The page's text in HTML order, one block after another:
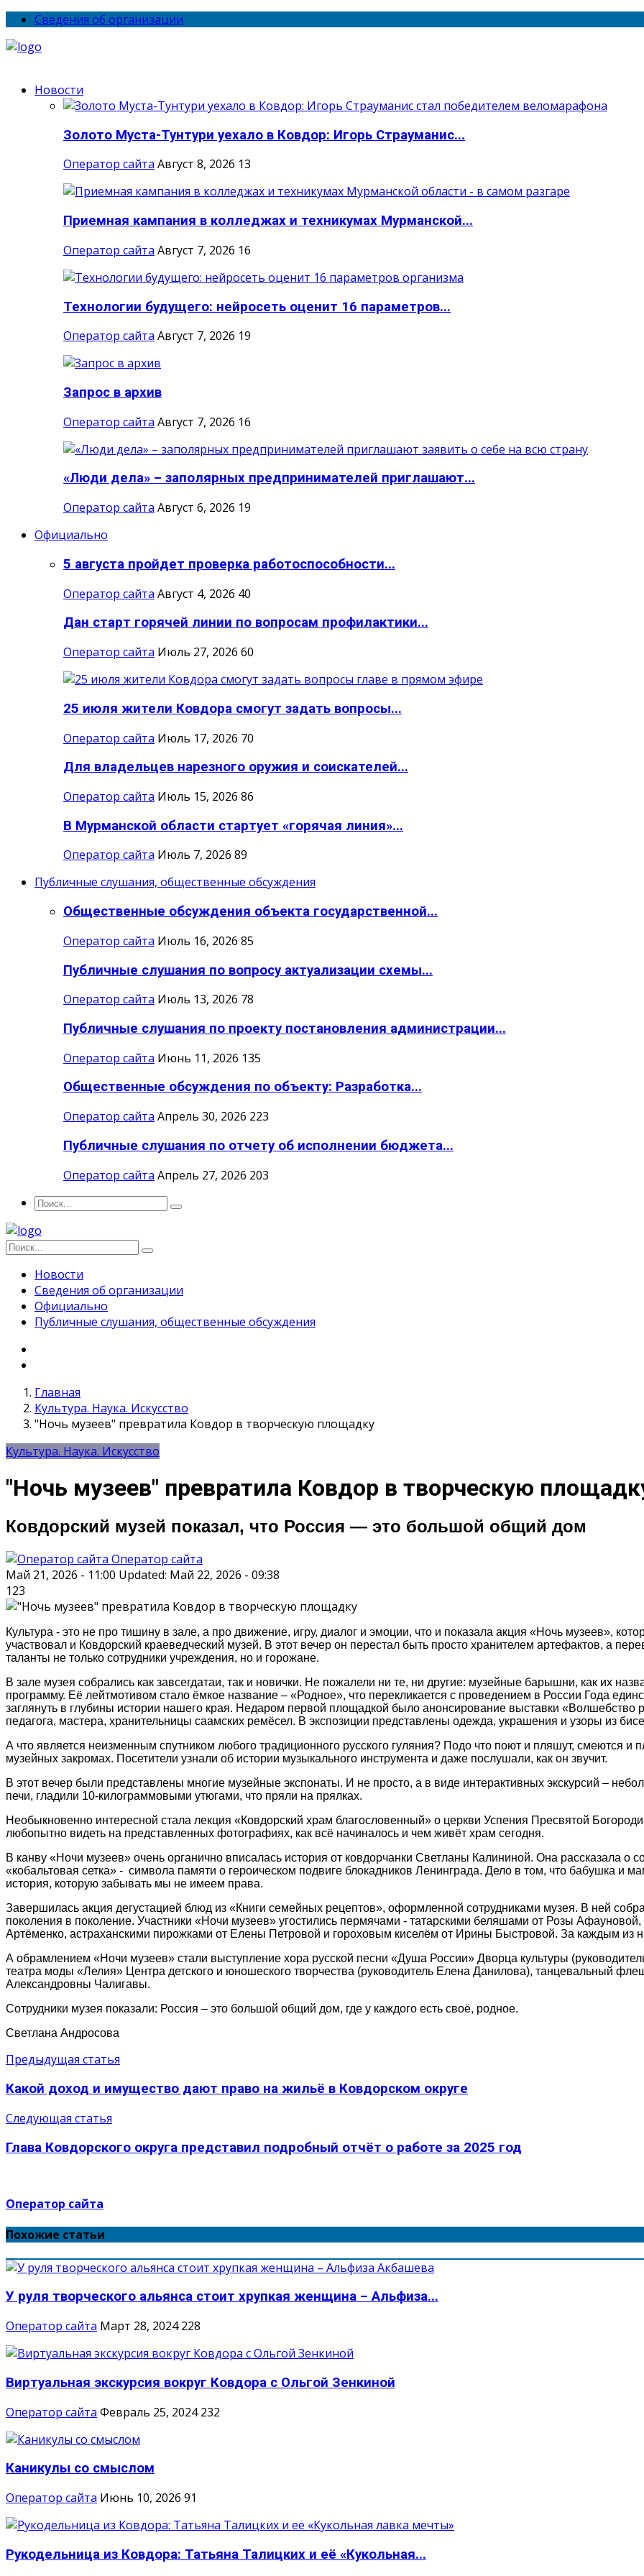
Сведения об организации
Новости
Золото Муста-Тунтури уехало в Ковдор: Игорь Страуманис...
Оператор сайта Август 8, 2026 13
Приемная кампания в колледжах и техникумах Мурманской...
Оператор сайта Август 7, 2026 16
Технологии будущего: нейросеть оценит 16 параметров...
Оператор сайта Август 7, 2026 19
Запрос в архив
Оператор сайта Август 7, 2026 16
«Люди дела» – заполярных предпринимателей приглашают...
Оператор сайта Август 6, 2026 19
Официально
5 августа пройдет проверка работоспособности...
Оператор сайта Август 4, 2026 40
Дан старт горячей линии по вопросам профилактики...
Оператор сайта Июль 27, 2026 60
25 июля жители Ковдора смогут задать вопросы...
Оператор сайта Июль 17, 2026 70
Для владельцев нарезного оружия и соискателей...
Оператор сайта Июль 15, 2026 86
В Мурманской области стартует «горячая линия»...
Оператор сайта Июль 7, 2026 89
Публичные слушания, общественные обсуждения
Общественные обсуждения объекта государственной...
Оператор сайта Июль 16, 2026 85
Публичные слушания по вопросу актуализации схемы...
Оператор сайта Июль 13, 2026 78
Публичные слушания по проекту постановления администрации...
Оператор сайта Июнь 11, 2026 135
Общественные обсуждения по объекту: Разработка...
Оператор сайта Апрель 30, 2026 223
Публичные слушания по отчету об исполнении бюджета...
Оператор сайта Апрель 27, 2026 203
Новости
Сведения об организации
Официально
Публичные слушания, общественные обсуждения
Главная
Культура. Наука. Искусство
"Ночь музеев" превратила Ковдор в творческую площадку
Культура. Наука. Искусство
"Ночь музеев" превратила Ковдор в творческую
Ковдорский музей показал, что Россия — это большой общий дом
Оператор сайта
Май 21, 2026 - 11:00 Updated: Май 22, 2026 - 09:38
123
Культура - это не про тишину в зале, а про движение, игру, диалог и эмоции, что и показала акция «Ночь музеев»,
участвовал и Ковдорский краеведческий музей. В этот вечер он перестал быть просто хранителем артефактов, а
таланты не только сотрудники учреждения, но и горожане.
В зале музея собрались как завсегдатаи, так и новички. Не пожалели ни те, ни другие: музейные барышни, как их
программу. Её лейтмотивом стало ёмкое название – «Родное», что перекликается с проведением в России Года
заглянуть в глубины истории нашего края. Недаром первой площадкой было анонсирование выставки «Волшебство
педагога, мастера, хранительницы саамских ремёсел. В экспозиции представлены одежда, украшения и узоры из
А что является неизменным спутником любого традиционного русского гуляния? Подо что поют и пляшут, смеются и
музейных закромах. Посетители узнали об истории музыкального инструмента и даже послушали, как он звучит.
В этот вечер были представлены многие музейные экспонаты. И не просто, а в виде интерактивных экскурсий –
печи, гладили 10-килограммовыми утюгами, что пряли на прялках.
Необыкновенно интересной стала лекция «Ковдорский храм благословенный» о церкви Успения Пресвятой
любопытно видеть на представленных фотографиях, как всё начиналось и чем живёт храм сегодня.
В канву «Ночи музеев» очень органично вписалась история от ковдорчанки Светланы Калининой. Она рассказала о
«кобальтовая сетка» - символа памяти о героическом подвиге блокадников Ленинграда. Дело в том, что бабушка и
история, которую забывать мы не имеем права.
Завершилась акция дегустацией блюд из «Книги семейных рецептов», оформленной сотрудниками музея. В ней
поколения в поколение. Участники «Ночи музеев» угостились пермячами - татарскими беляшами от Розы
Артёменко, астраханскими пирожками от Елены Петровой и гороховым киселём от Ирины Быстровой. За каждым из
А обрамлением «Ночи музеев» стали выступление хора русской песни «Душа России» Дворца культуры
театра моды «Лелия» Центра детского и юношеского творчества (руководитель Елена Данилова), танцевальный
Александровны Чалигавы.
Сотрудники музея показали: Россия – это большой общий дом, где у каждого есть своё, родное.
Светлана Андросова
Предыдущая статья
Какой доход и имущество дают право на жильё в Ковдорском округе
Следующая статья
Глава Ковдорского округа представил подробный отчёт о работе за 2025 год
Оператор сайта
Похожие статьи
У руля творческого альянса стоит хрупкая женщина – Альфиза...
Оператор сайта Март 28, 2024 228
Виртуальная экскурсия вокруг Ковдора с Ольгой Зенкиной
Оператор сайта Февраль 25, 2024 232
Каникулы со смыслом
Оператор сайта Июнь 10, 2026 91
Рукодельница из Ковдора: Татьяна Талицких и её «Кукольная...